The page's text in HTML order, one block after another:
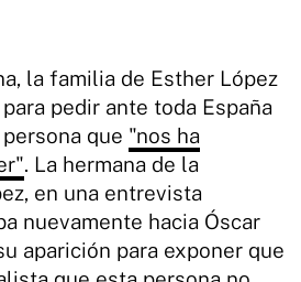
la familia de Esther López
pedir ante toda España
que "nos ha
. La hermana de la
en una entrevista
nuevamente hacia Óscar
aparición para exponer que